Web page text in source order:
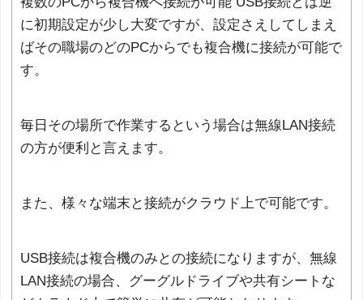
に初期設定が少し大変ですが、設定さえしてしまえ
ばその職場のどのPCからでも複合機に接続が可能で
す。
毎日その場所で作業するという場合は無線LAN接続
の方が便利と言えます。
また、様々な端末と接続がクラウド上で可能です。
USB接続は複合機のみとの接続になりますが、無線
LAN接続の場合、グーグルドライブや共有シートな